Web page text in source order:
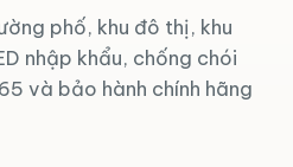
phố, khu đô thị, khu
nhập khẩu, chống chói
và bảo hành chính hãng